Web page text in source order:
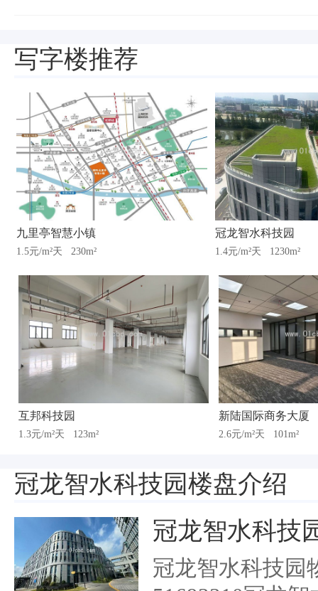
写字楼推荐
九里亭智慧小镇
1.5元/m²天 230m²
冠龙智水科技园
1.4元/m²天 1230m²
互邦科技园
1.3元/m²天 123m²
新陆国际商务大厦
2.6元/m²天 101m²
冠龙智水科技园楼盘介绍
冠龙智水科技
冠龙智水科技园